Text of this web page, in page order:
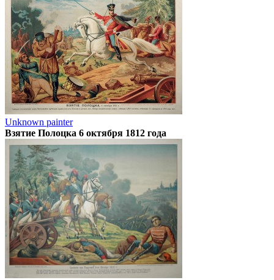
Unknown painter
Взятие Полоцка 6 октября 1812 года